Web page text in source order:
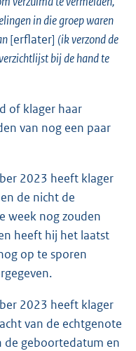
in die groep waren
[erflater] (ik verzond de
bij de hand te
of klager haar
van nog een paar
2023 heeft klager
de nicht de
week nog zouden
heeft hij het laatst
op te sporen
2023 heeft klager
van de echtgenote
de geboortedatum en